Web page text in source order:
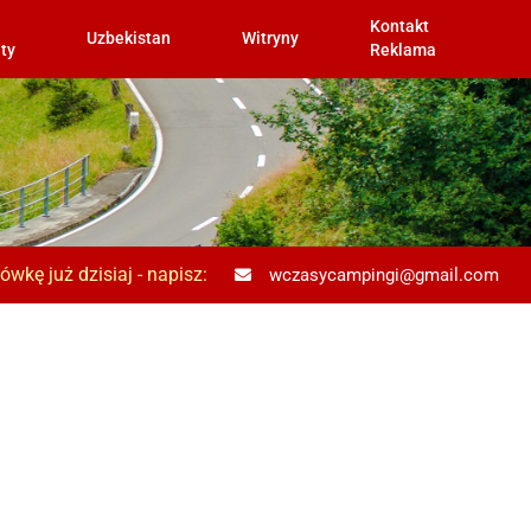
Uzbekistan Witryny
Kontakt
Reklama
już dzisiaj - napisz: wczasycampingi@gmail.com